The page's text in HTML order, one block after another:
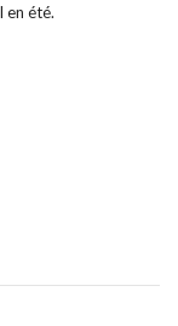
en été.